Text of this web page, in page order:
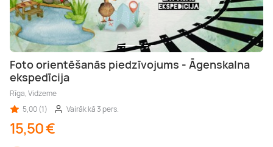
Foto orientēšanās piedzīvojums - Āgenskalna
ekspedīcija
Rīga, Vidzeme
5,00 (1)
Vairāk kā 3 pers.
15,50 €